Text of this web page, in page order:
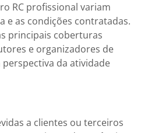
RC profissional variam
e as condições contratadas.
principais coberturas
e organizadores de
da atividade
a clientes ou terceiros